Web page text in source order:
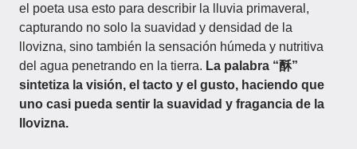
el poeta usa esto para describir la lluvia primaveral,
capturando no solo la suavidad y densidad de la
llovizna, sino también la sensación húmeda y nutritiva
del agua penetrando en la tierra. La palabra “酥”
sintetiza la visión, el tacto y el gusto, haciendo que
uno casi pueda sentir la suavidad y fragancia de la
llovizna.